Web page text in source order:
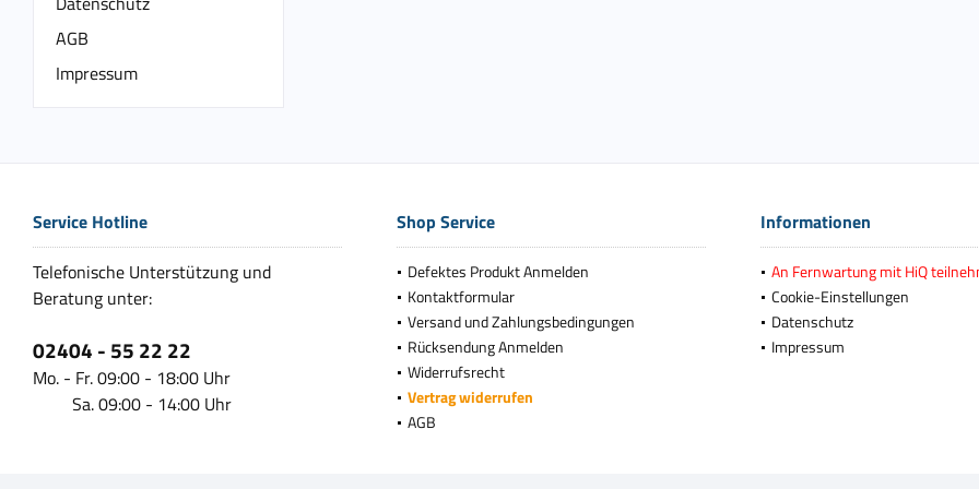
AGB
Impressum
Service Hotline
Telefonische Unterstützung und
Beratung unter:
02404 - 55 22 22
Mo. - Fr. 09:00 - 18:00 Uhr
Sa. 09:00 - 14:00 Uhr
Shop Service
Defektes Produkt Anmelden
Kontaktformular
Versand und Zahlungsbedingungen
Rücksendung Anmelden
Widerrufsrecht
Vertrag widerrufen
AGB
Informationen
An Fernwartung mit HiQ
Cookie-Einstellungen
Datenschutz
Impressum